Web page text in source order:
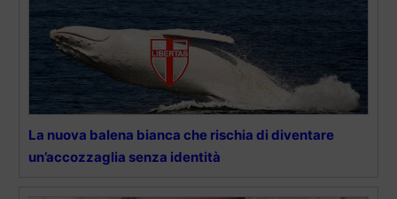
La nuova balena bianca che rischia di diventare
un’accozzaglia senza identità